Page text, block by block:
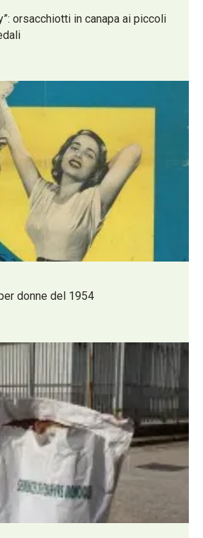
orsacchiotti in canapa ai piccoli
donne del 1954